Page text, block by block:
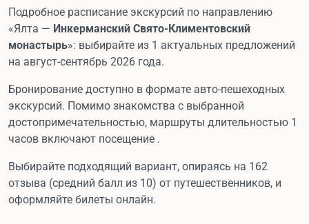
Подробное расписание экскурсий по направлению
«Ялта — Инкерманский Свято-Климентовский
монастырь»: выбирайте из 1 актуальных предложений
на август-сентябрь 2026 года.
Бронирование доступно в формате авто-пешеходных
экскурсий. Помимо знакомства с выбранной
достопримечательностью, маршруты длительностью 1
часов включают посещение .
Выбирайте подходящий вариант, опираясь на 162
отзыва (средний балл из 10) от путешественников, и
оформляйте билеты онлайн.